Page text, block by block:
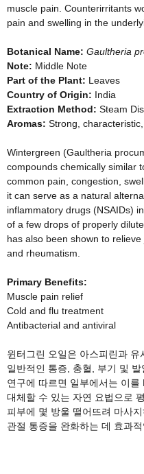
muscle pain. Counterirritants
pain and swelling in the
Botanical Name: Gaultheria
Note: Middle Note
Part of the Plant: Leaves
Country of Origin: India
Extraction Method: Steam
Aromas: Strong,
Wintergreen (Gaultheria
compounds chemically similar
common pain, congestion,
it can serve as a natural
inflammatory drugs (NSAIDs)
of a few drops of properly
has also been shown to
and rheumatism.
Primary Benefits:
Muscle pain relief
Cold and flu treatment
Antibacterial and antiviral
윈터그린 오일은 아스피린과
일반적인 통증, 충혈, 부기 및
연구에 따르면 일부에서는 이
대체할 수 있는 자연 요법으로
피부에 몇 방울 떨어뜨려 마사
관절 통증을 완화하는 데 효과적